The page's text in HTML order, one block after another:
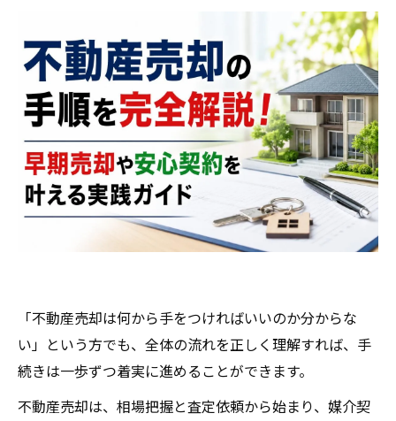
「不動産売却は何から手をつければいいのか分からな
い」という方でも、全体の流れを正しく理解すれば、手
続きは一歩ずつ着実に進めることができます。
不動産売却は、相場把握と査定依頼から始まり、媒介契